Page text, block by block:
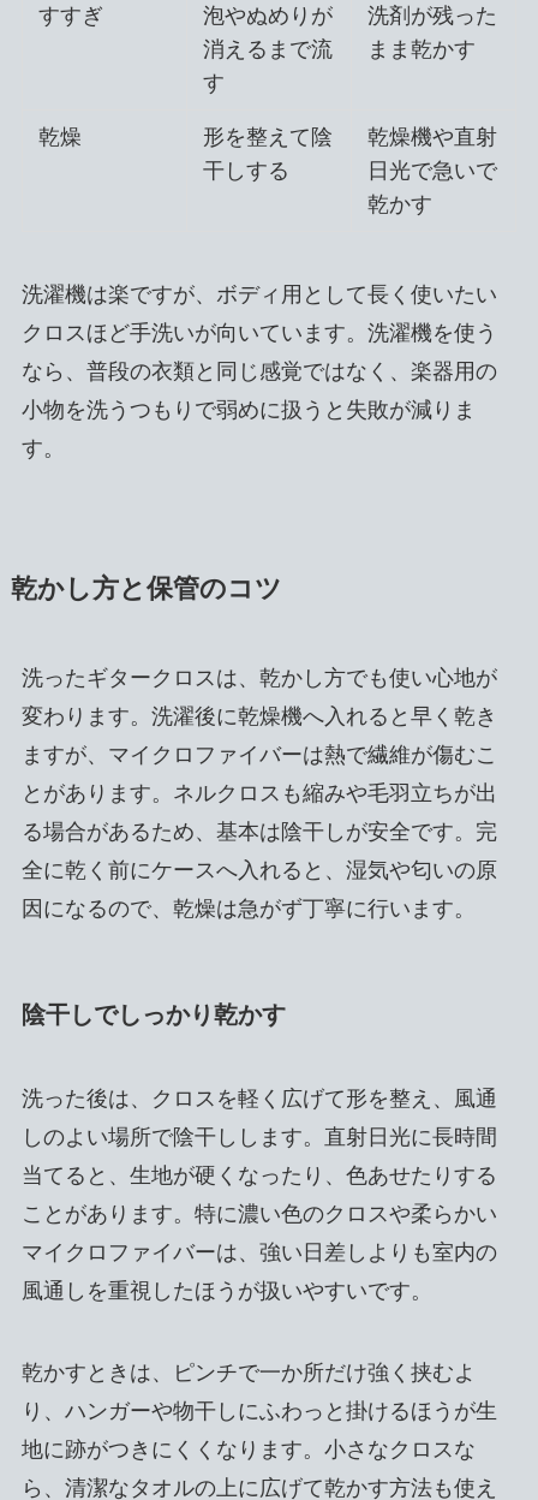
すすぎ
泡やぬめりが
消えるまで流
す
洗剤が残った
まま乾かす
乾燥
形を整えて陰
干しする
乾燥機や直射
日光で急いで
乾かす
洗濯機は楽ですが、ボディ用として長く使いたい
クロスほど手洗いが向いています。洗濯機を使う
なら、普段の衣類と同じ感覚ではなく、楽器用の
小物を洗うつもりで弱めに扱うと失敗が減りま
す。
乾かし方と保管のコツ
洗ったギタークロスは、乾かし方でも使い心地が
変わります。洗濯後に乾燥機へ入れると早く乾き
ますが、マイクロファイバーは熱で繊維が傷むこ
とがあります。ネルクロスも縮みや毛羽立ちが出
る場合があるため、基本は陰干しが安全です。完
全に乾く前にケースへ入れると、湿気や匂いの原
因になるので、乾燥は急がず丁寧に行います。
陰干しでしっかり乾かす
洗った後は、クロスを軽く広げて形を整え、風通
しのよい場所で陰干しします。直射日光に長時間
当てると、生地が硬くなったり、色あせたりする
ことがあります。特に濃い色のクロスや柔らかい
マイクロファイバーは、強い日差しよりも室内の
風通しを重視したほうが扱いやすいです。
乾かすときは、ピンチで一か所だけ強く挟むよ
り、ハンガーや物干しにふわっと掛けるほうが生
地に跡がつきにくくなります。小さなクロスな
ら、清潔なタオルの上に広げて乾かす方法も使え